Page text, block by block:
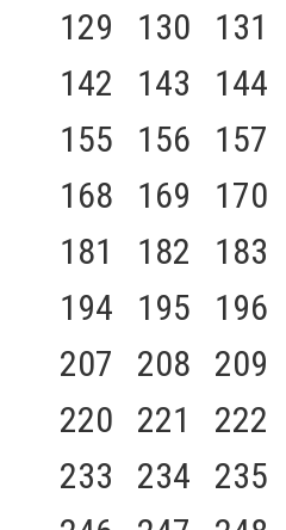
129 130 131
142
143 144
155
156 157
168
169 170
181
182 183
194
195 196
207
208 209
220
221 222
233
234 235